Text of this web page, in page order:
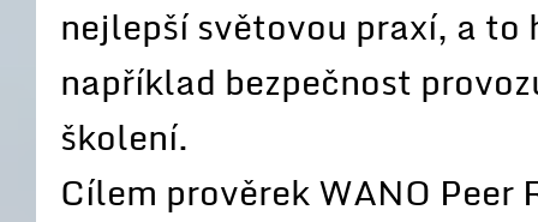
nejlepší světovou praxí, a
například bezpečnost
školení.
Cílem prověrek WANO